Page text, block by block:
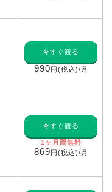
今すぐ観る
990 円(税込)/月
今すぐ観る
1ヶ月間無料
869 円(税込)/月